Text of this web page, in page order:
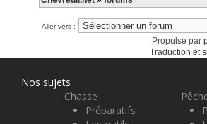
Aller vers :
Propulsé par
Traduction et
Nos sujets
Chasse
Préparatifs